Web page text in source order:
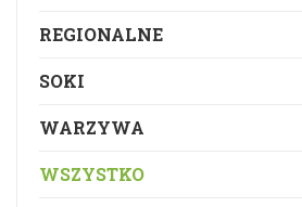
REGIONALNE
SOKI
WARZYWA
WSZYSTKO